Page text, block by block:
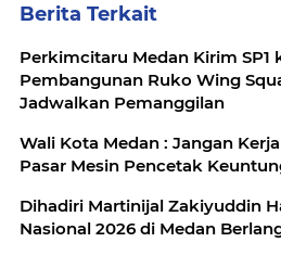
Berita Terkait
Perkimcitaru Medan Kirim SP1
Pembangunan Ruko Wing
Jadwalkan Pemanggilan
Wali Kota Medan : Jangan
Pasar Mesin Pencetak
Dihadiri Martinijal Zakiyuddin
Nasional 2026 di Medan